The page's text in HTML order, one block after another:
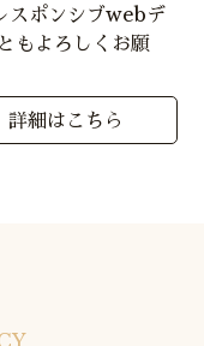
スポンシブwebデ
もよろしくお願
詳細はこちら